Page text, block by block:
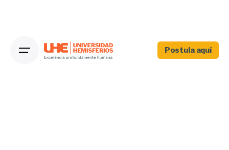
Postula aquí